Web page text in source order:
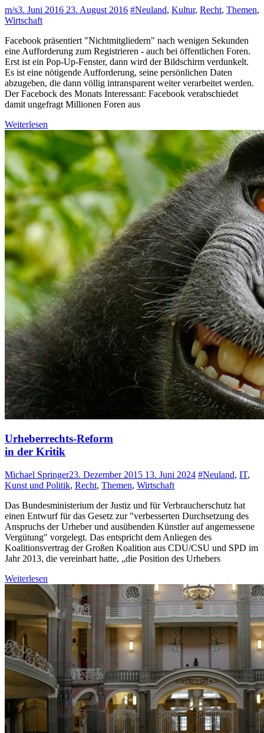
m/s3. Juni 2016 23. August 2016 #Neuland, Kultur, Recht, Themen,
Wirtschaft
Facebook präsentiert "Nichtmitgliedern" nach wenigen Sekunden
eine Aufforderung zum Registrieren - auch bei öffentlichen Foren.
Erst ist ein Pop-Up-Fenster, dann wird der Bildschirm verdunkelt.
Es ist eine nötigende Aufforderung, seine persönlichen Daten
abzugeben, die dann völlig intransparent weiter verarbeitet werden.
Der Facebock des Monats Interessant: Facebook verabschiedet
damit ungefragt Millionen Foren aus
Weiterlesen
Urheberrechts-Reform
in der Kritik
Michael Springer23. Dezember 2015 13. Juni 2024 #Neuland, IT,
Kunst und Politik, Recht, Themen, Wirtschaft
Das Bundesministerium der Justiz und für Verbraucherschutz hat
einen Entwurf für das Gesetz zur "verbesserten Durchsetzung des
Anspruchs der Urheber und ausübenden Künstler auf angemessene
Vergütung" vorgelegt. Das entspricht dem Anliegen des
Koalitionsvertrag der Großen Koalition aus CDU/CSU und SPD im
Jahr 2013, die vereinbart hatte, „die Position des Urhebers
Weiterlesen